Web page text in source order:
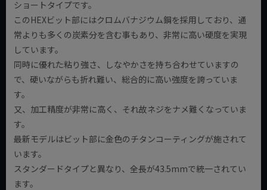
ショートタイプです。
このHEXビット部にはクロムバナジウム鋼を採用しており、通
常よりも多くの炭素分を含む事もあり、非常に高い硬度を実現
しています。
同時に優れた粘り強さ、しなやかさを持ち合わせていますの
で、硬いながらも折れ難い、総合的に高い強度を誇っていま
す。
又、加工精度が非常に高く、それ故ネジをナメ難くなっていま
す。
最新モデルはビット部に金色のチタンコーティングが施されて
います。
スタンダードタイプと異なり、全長が43.5mmで統一されてい
ます。